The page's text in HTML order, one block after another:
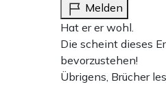
Melden
Hat er er wohl.
Die scheint dieses
bevorzustehen!
Übrigens, Brücher